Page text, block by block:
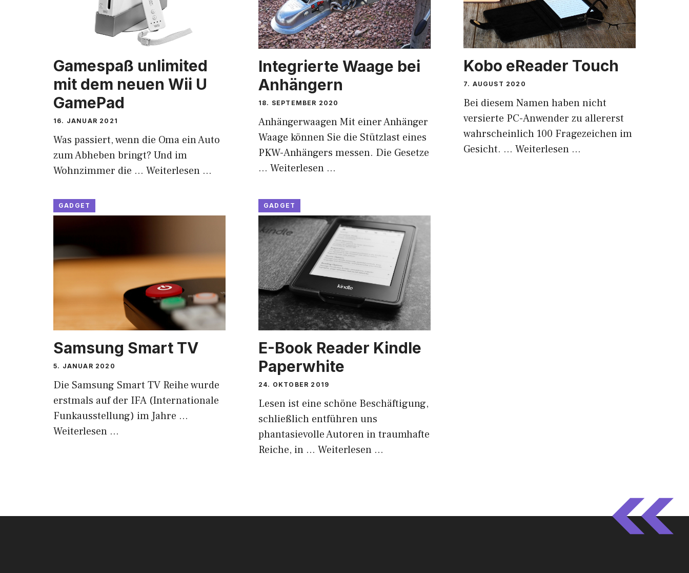
Gamespaß unlimited
mit dem neuen Wii U
GamePad
16. JANUAR 2021
Was passiert, wenn die Oma ein Auto
zum Abheben bringt? Und im
Wohnzimmer die … Weiterlesen …
Integrierte Waage bei
Anhängern
18. SEPTEMBER 2020
Anhängerwaagen Mit einer Anhänger
Waage können Sie die Stützlast eines
PKW-Anhängers messen. Die Gesetze
… Weiterlesen …
Kobo eReader Touch
7. AUGUST 2020
Bei diesem Namen haben nicht
versierte PC-Anwender zu allererst
wahrscheinlich 100 Fragezeichen im
Gesicht. … Weiterlesen …
GADGET
Samsung Smart TV
5. JANUAR 2020
Die Samsung Smart TV Reihe wurde
erstmals auf der IFA (Internationale
Funkausstellung) im Jahre …
Weiterlesen …
GADGET
E-Book Reader Kindle
Paperwhite
24. OKTOBER 2019
Lesen ist eine schöne Beschäftigung,
schließlich entführen uns
phantasievolle Autoren in traumhafte
Reiche, in … Weiterlesen …